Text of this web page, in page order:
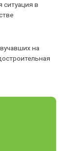
ситуация в
на